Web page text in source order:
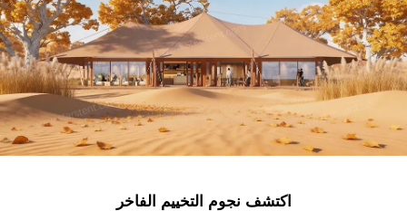
اكتشف نجوم التخييم الفاخر